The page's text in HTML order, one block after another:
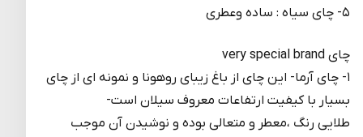
۵- چای سیاه : ساده وعطری
چای very special brand
۱- چای آرما- این چای از باغ زیبای روهونا و نمونه ای از چای
بسیار با کیفیت ارتفاعات معروف سیلان است-
طلایی رنگ ،معطر و متعالی بوده و نوشیدن آن موجب